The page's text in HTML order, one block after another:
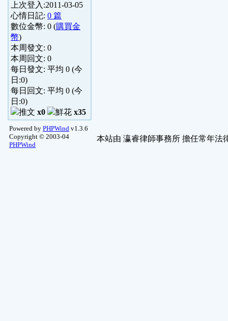
上次登入:2011-03-05
心情日記: 0 篇
數位金幣: 0 (購買金
幣)
本周發文: 0
本周回文: 0
每日發文: 平均 0 (今
日:0)
每日回文: 平均 0 (今
日:0)
x0
x35
Powered by PHPWind v1.3.6
Copyright © 2003-04
PHPWind
本站由 瀛睿律師事務所 擔任常年法